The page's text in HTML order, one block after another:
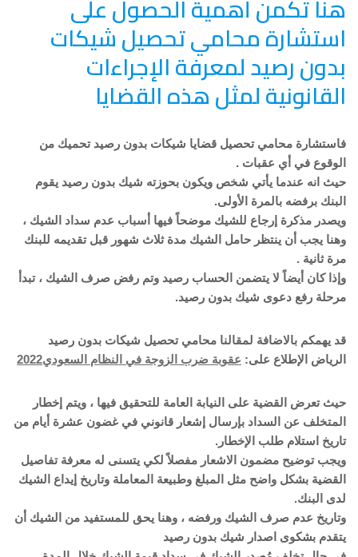
هنا تكمن أهمية الحصول على
استشارة محامي تحصيل شيكات
بدون رصيد لمعرفة الإجراءات
القانونية لمثل هذه القضايا
فاستشارة محامي تحصيل قضايا شيكات بدون رصيد تحميك من
الوقوع في أي عقبات .
حيث انه عندما يأتي شخص ويكون بحوزته شيك بدون رصيد يقوم
البنك برفضه بالمرة الأولى.
ويصدر مذكرة إرجاع للشيك موضحاً فيها أسباب عدم سداد الشيك ،
وهنا يجب أن ينتظر حامل الشيك مدة ثلاث شهور قبل تقديمه للبنك
مرة ثانية .
وإذا كان أيضاً لا يتضمن الحساب رصيد وتم رفض صرف الشيك ، تبدأ
مرحلة رفع دعوى شيك بدون رصيد.
قد يهمكم بالاضافة لمقالنا محامي تحصيل شيكات بدون رصيد
الرياض الإطلاع على: عقوبة ضرب الزوجة في النظام السعودي2022
حيث تعرض القضية على النيابة العامة للتحقيق فيها ، ويتم إخطار
المتخلف عن السداد بإرسال إشعار قانوني في غضون عشرة أيام من
تاريخ استلام طلب الإخطار.
ويجب توضيح مضمون الاشعار مفصلاً لكي يتسنى له معرفة تفاصيل
القضية بشكل واضح مثل المبلغ وطبيعة المعاملة وتاريخ إيداع الشيك
لدى البنك.
وتاريخ عدم صرف الشيك ورفضه ، وهنا يحق للمستفيد من الشيك أن
يتقدم بشكوى اصدار شيك بدون رصيد